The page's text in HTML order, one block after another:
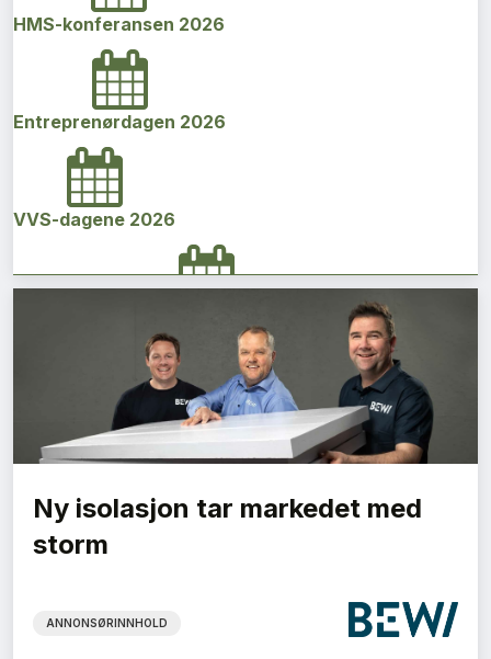
HMS-konferansen 2026
Entreprenørdagen 2026
VVS-dagene 2026
Norges bygg- og eiendomskonferanse 2026
Vi Bygger Vestland 2026
Byggenæringens Klimakonferanse 2026
Ny isolasjon tar markedet med
storm
ANNONSØRINNHOLD